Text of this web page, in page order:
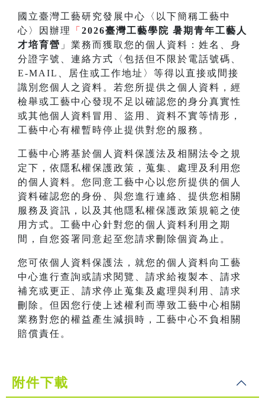
國立臺灣工藝研究發展中心〈以下簡稱工藝中
心〉因辦理
「 2026臺灣工藝學院 暑期青年工藝人
才培育營 」業務而獲取您的個人資料：姓名、身
分證字號、連絡方式〈包括但不限於電話號碼、
E-MAIL、居住或工作地址〉等得以直接或間接
識別您個人之資料。若您所提供之個人資料，經
檢舉或工藝中心發現不足以確認您的身分真實性
或其他個人資料冒用、盜用、資料不實等情形，
工藝中心有權暫時停止提供對您的服務。
工藝中心將基於個人資料保護法及相關法令之規
定下，依隱私權保護政策，蒐集、處理及利用您
的個人資料。您同意工藝中心以您所提供的個人
資料確認您的身份、與您進行連絡、提供您相關
服務及資訊，以及其他隱私權保護政策規範之使
用方式。工藝中心針對您的個人資料利用之期
間，自您簽署同意起至您請求刪除個資為止。
您可依個人資料保護法，就您的個人資料向工藝
中心進行查詢或請求閱覽、請求給複製本、請求
補充或更正、請求停止蒐集及處理與利用、請求
刪除。但因您行使上述權利而導致工藝中心相關
業務對您的權益產生減損時，工藝中心不負相關
賠償責任。
附件下載